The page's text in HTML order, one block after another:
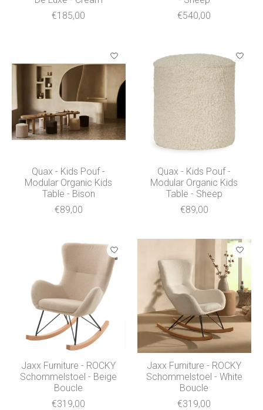
€185,00
€540,00
Quax - Kids Pouf -
Modular Organic Kids
Table - Bison
€89,00
Quax - Kids Pouf -
Modular Organic Kids
Table - Sheep
€89,00
Jaxx Furniture - ROCKY
Schommelstoel - Beige
Boucle
€319,00
Jaxx Furniture - ROCKY
Schommelstoel - White
Boucle
€319,00